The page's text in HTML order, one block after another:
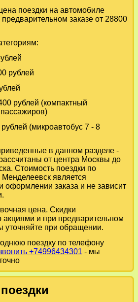
поездки на автомобиле
заказе от 28800
рублей
рублей (компактный
(микроавтобус 7 - 8
в данном разделе -
от центра Москвы до
Стоимость поездки по
является
оформлении заказа и не зависит
цена. Скидки
акциями и при предварительном
уточняйте при обращении.
поездку по телефону
+74996434301 - мы